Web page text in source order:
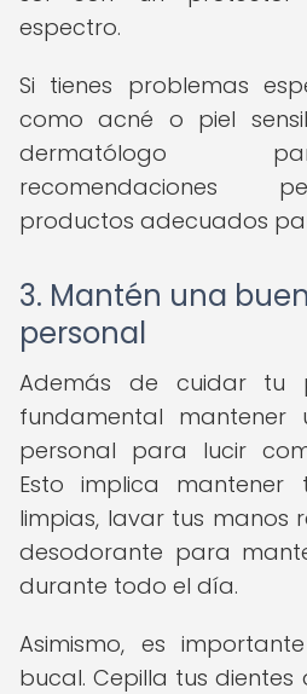
espectro.
Si tienes problemas
como acné o piel
dermatólogo
recomendaciones
productos adecuados
3. Mantén una
personal
Además de cuidar tu
fundamental mantener
personal para lucir
Esto implica
limpias, lavar tus manos
desodorante para
durante todo el día.
Asimismo, es
bucal. Cepilla tus dientes